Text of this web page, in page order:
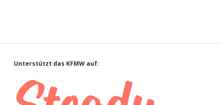
Sidebar
Unterstützt das KFMW auf: